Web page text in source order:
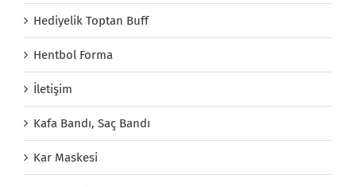
Hediyelik Toptan Buff
Hentbol Forma
İletişim
Kafa Bandı, Saç Bandı
Kar Maskesi